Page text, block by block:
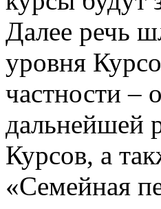
Далее речь
уровня
частности –
дальнейшей
Курсов, а
«Семейная